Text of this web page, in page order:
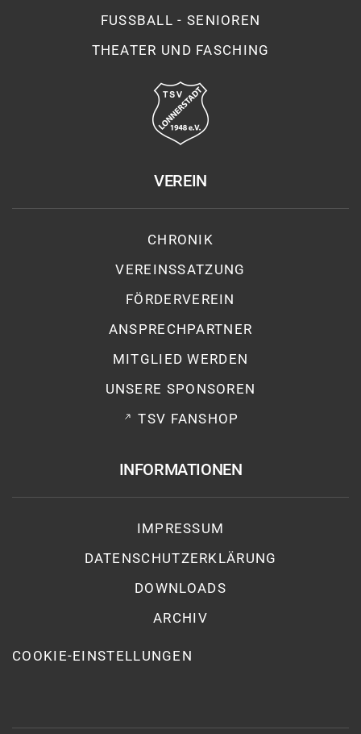
FUSSBALL - SENIOREN
THEATER UND FASCHING
VEREIN
CHRONIK
VEREINSSATZUNG
FÖRDERVEREIN
ANSPRECHPARTNER
MITGLIED WERDEN
UNSERE SPONSOREN
TSV FANSHOP
INFORMATIONEN
IMPRESSUM
DATENSCHUTZ­ERKLÄRUNG
DOWNLOADS
ARCHIV
COOKIE-EINSTELLUNGEN